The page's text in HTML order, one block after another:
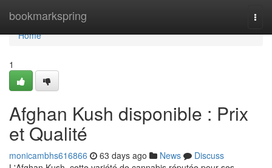
bookmarkspring
Home
Home
1
Afghan Kush disponible : Prix
et Qualité
monicambhs616866 63 days ago News
Discuss